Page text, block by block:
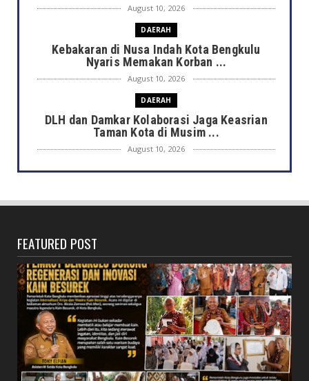
August 10, 2026
DAERAH
Kebakaran di Nusa Indah Kota Bengkulu
Nyaris Memakan Korban ...
August 10, 2026
DAERAH
DLH dan Damkar Kolaborasi Jaga Keasrian
Taman Kota di Musim ...
August 10, 2026
DAERAH
August 10, 2026
Lebih dari Sekadar Chatbot, Amanda Menjadi
Asisten Digital ...
August 10, 2026
JELAJAH
Saat Amal Masjid Keliru, Nasib Negeri
Mengharu-biru (Bagi...
August 10, 2026
DAERAH
FEATURED POST